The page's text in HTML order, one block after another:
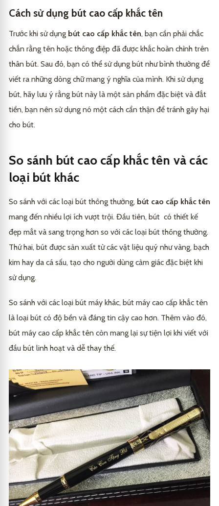
Cách sử dụng bút cao cấp khắc tên
Trước khi sử dụng bút cao cấp khắc tên, bạn cần phải chắc
chắn rằng tên hoặc thông điệp đã được khắc hoàn chỉnh trên
thân bút. Sau đó, bạn có thể sử dụng bút như bình thường để
viết ra những dòng chữ mang ý nghĩa của mình. Khi sử dụng
bút, hãy lưu ý rằng bút này là một sản phẩm đặc biệt và đắt
tiền, bạn nên sử dụng nó một cách cẩn thận để tránh gây hại
cho bút.
So sánh bút cao cấp khắc tên và các
loại bút khác
So sánh với các loại bút thông thường, bút cao cấp khắc tên
mang đến nhiều lợi ích vượt trội. Đầu tiên, bút có thiết kế
đẹp mắt và sang trọng hơn so với các loại bút thông thường.
Thứ hai, bút được sản xuất từ các vật liệu quý như vàng, bạch
kim hay da cá sấu, tạo cho người dùng cảm giác đặc biệt khi
sử dụng.
So sánh với các loại bút máy khác, bút máy cao cấp khắc tên
là loại bút có độ bền và đáng tin cậy cao hơn. Thêm vào đó,
bút máy cao cấp khắc tên còn mang lại sự tiện lợi khi viết với
đầu bút linh hoạt và dễ thay thế.